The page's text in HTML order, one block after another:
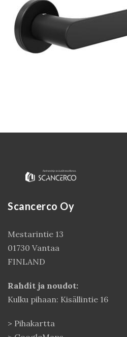
Scancerco Oy
Mestarintie 13
01730 Vantaa
FINLAND
Rahdit ja noudot:
Kulku pihaan: Kisällintie 16
> Pihakartta